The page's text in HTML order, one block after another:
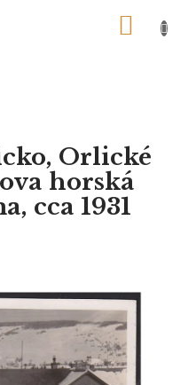
Orlické
horská
cca 1931